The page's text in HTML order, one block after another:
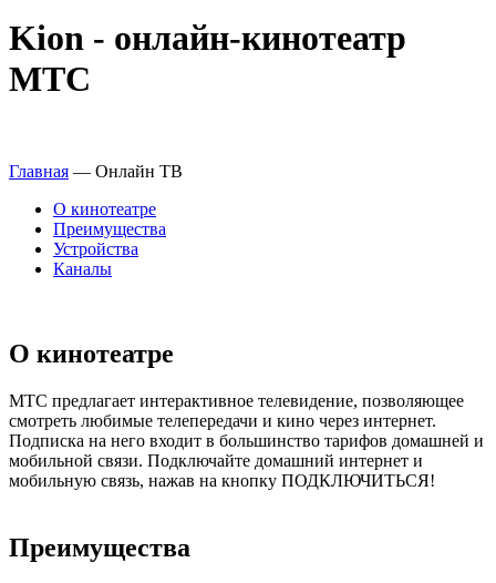
Kion - онлайн-кинотеатр
МТС
Главная — Онлайн ТВ
О кинотеатре
Преимущества
Устройства
Каналы
О кинотеатре
МТС предлагает интерактивное телевидение, позволяющее
смотреть любимые телепередачи и кино через интернет.
Подписка на него входит в большинство тарифов домашней и
мобильной связи. Подключайте домашний интернет и
мобильную связь, нажав на кнопку ПОДКЛЮЧИТЬСЯ!
Преимущества